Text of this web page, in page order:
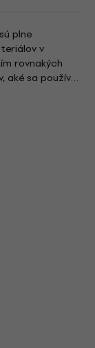
plne
v
rovnakých
sa používali
60".